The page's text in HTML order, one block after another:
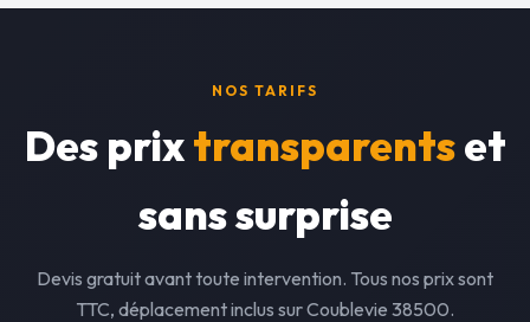
NOS TARIFS
Des prixtransparentset
sans surprise
Devis gratuit avant toute intervention. Tous nos prix sont
TTC, déplacement inclus sur Coublevie 38500.